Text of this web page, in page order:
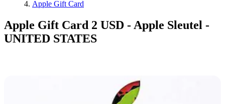
Apple Gift Card
Apple Gift Card 2 USD - Apple Sleutel -
UNITED STATES